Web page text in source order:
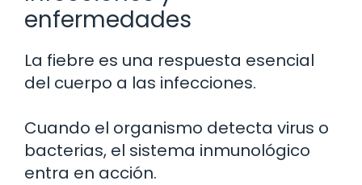
enfermedades
La fiebre es una respuesta esencial
del cuerpo a las infecciones.
Cuando el organismo detecta virus o
bacterias, el sistema inmunológico
entra en acción.